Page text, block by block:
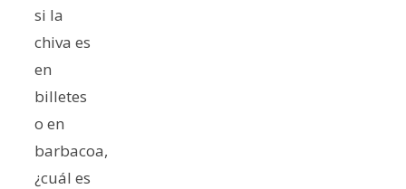
si la
chiva es
en
billetes
o en
barbacoa,
¿cuál es